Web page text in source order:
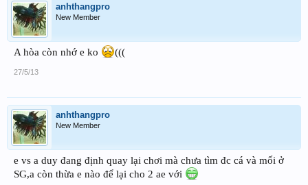
anhthangpro
New Member
A hòa còn nhớ e ko (((
27/5/13
anhthangpro
New Member
e vs a duy đang định quay lại chơi mà chưa tìm đc cá và mối ở
SG,a còn thừa e nào để lại cho 2 ae với